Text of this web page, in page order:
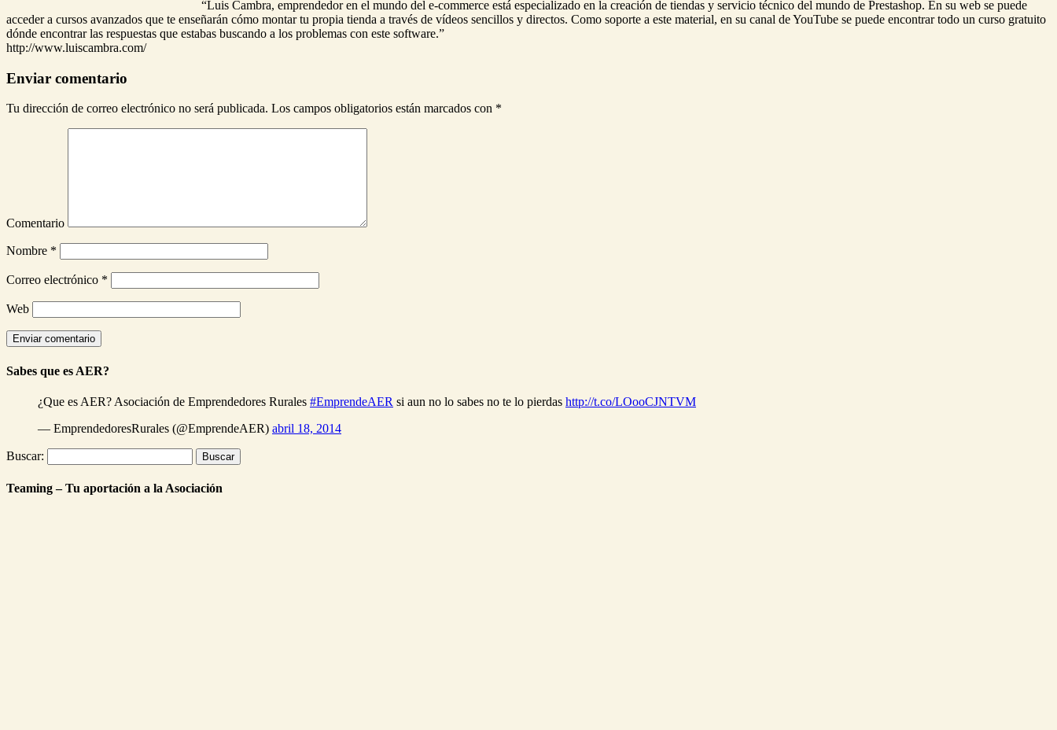
“Luis Cambra, emprendedor en el mundo del e-commerce está especializado en la creación de tiendas y servicio técnico del mundo de Prestashop. En su web se puede
acceder a cursos avanzados que te enseñarán cómo montar tu propia tienda a través de vídeos sencillos y directos. Como soporte a este material, en su canal de YouTube se puede encontrar todo un curso gratuito
dónde encontrar las respuestas que estabas buscando a los problemas con este software.”
http://www.luiscambra.com/
Enviar comentario
Tu dirección de correo electrónico no será publicada. Los campos obligatorios están marcados con *
Comentario
Nombre *
Correo electrónico *
Web
Sabes que es AER?
¿Que es AER? Asociación de Emprendedores Rurales #EmprendeAER si aun no lo sabes no te lo pierdas http://t.co/LOooCJNTVM
— EmprendedoresRurales (@EmprendeAER) abril 18, 2014
Buscar:
Teaming – Tu aportación a la Asociación